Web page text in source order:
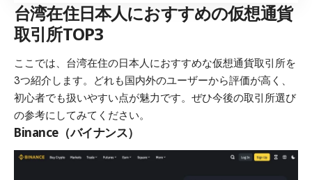
台湾在住日本人におすすめの仮想通貨
取引所TOP3
ここでは、台湾在住の日本人におすすめな仮想通貨取引所を
3つ紹介します。どれも国内外のユーザーから評価が高く、
初心者でも扱いやすい点が魅力です。ぜひ今後の取引所選び
の参考にしてみてください。
Binance（バイナンス）